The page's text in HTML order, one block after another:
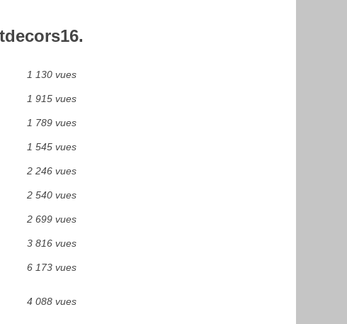
1 130 vues
1 915 vues
1 789 vues
1 545 vues
2 246 vues
2 540 vues
2 699 vues
3 816 vues
6 173 vues
4 088 vues